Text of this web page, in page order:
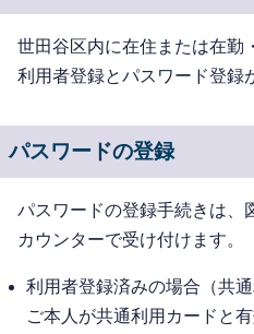
世田谷区内に在住または在勤
利用者登録とパスワード登録
パスワードの登録
パスワードの登録手続きは、
カウンターで受け付けます。
利用者登録済みの場合（共
ご本人が共通利用カードと